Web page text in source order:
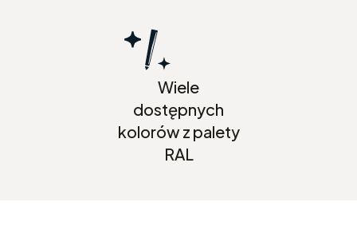
Wiele
dostępnych
kolorów z palety
RAL